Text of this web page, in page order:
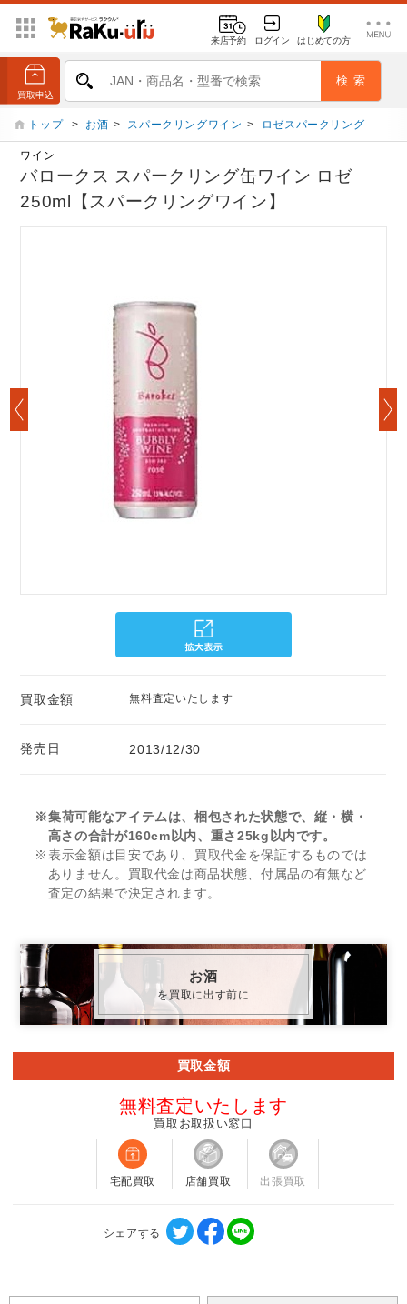
来店予約 ログイン はじめての方
トップ > お酒 > スパークリングワイン > ロゼスパークリング
ワイン
バロークス スパークリング缶ワイン ロゼ
250ml【スパークリングワイン】
買取金額 無料査定いたします
発売日 2013/12/30
※集荷可能なアイテムは、梱包された状態で、縦・横・
高さの合計が160cm以内、重さ25kg以内です。
※表示金額は目安であり、買取代金を保証するものでは
ありません。買取代金は商品状態、付属品の有無など
査定の結果で決定されます。
お酒
を買取に出す前に
買取金額
無料査定いたします
買取お取扱い窓口
宅配買取 店舗買取 出張買取
シェアする